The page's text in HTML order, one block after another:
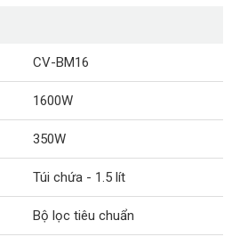
CV-BM16
1600W
350W
Túi chứa - 1.5 lít
Bộ lọc tiêu chuẩn